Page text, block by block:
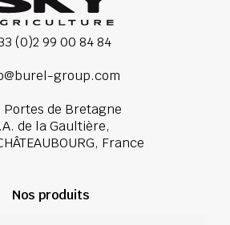
(0)2 99 00 84 84
group.com
Portes de Bretagne
de la Gaultière,
France
Nos produits